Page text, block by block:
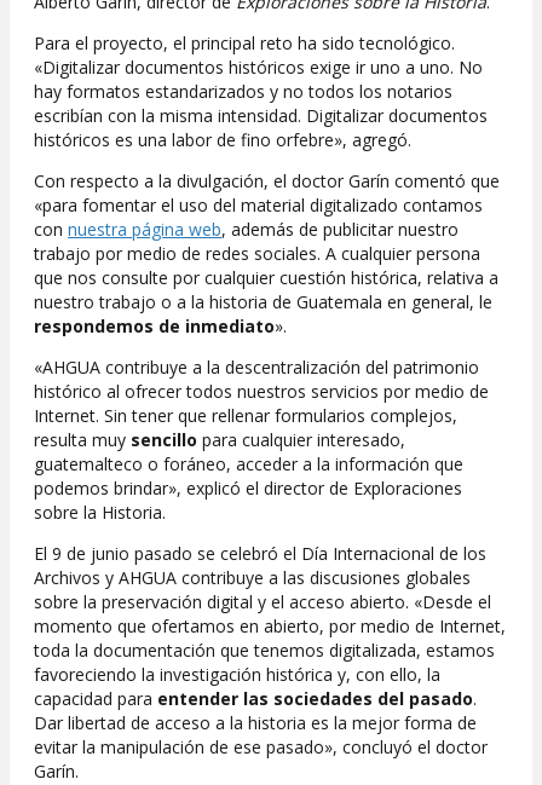
Para el proyecto, el principal reto ha sido tecnológico.
«Digitalizar documentos históricos exige ir uno a uno. No
hay formatos estandarizados y no todos los notarios
escribían con la misma intensidad. Digitalizar documentos
históricos es una labor de fino orfebre», agregó.
Con respecto a la divulgación, el doctor Garín comentó que
«para fomentar el uso del material digitalizado contamos
con nuestra página web, además de publicitar nuestro
trabajo por medio de redes sociales. A cualquier persona
que nos consulte por cualquier cuestión histórica, relativa a
nuestro trabajo o a la historia de Guatemala en general, le
respondemos de inmediato».
«AHGUA contribuye a la descentralización del patrimonio
histórico al ofrecer todos nuestros servicios por medio de
Internet. Sin tener que rellenar formularios complejos,
resulta muy sencillo para cualquier interesado,
guatemalteco o foráneo, acceder a la información que
podemos brindar», explicó el director de Exploraciones
sobre la Historia.
El 9 de junio pasado se celebró el Día Internacional de los
Archivos y AHGUA contribuye a las discusiones globales
sobre la preservación digital y el acceso abierto. «Desde el
momento que ofertamos en abierto, por medio de Internet,
toda la documentación que tenemos digitalizada, estamos
favoreciendo la investigación histórica y, con ello, la
capacidad para entender las sociedades del pasado.
Dar libertad de acceso a la historia es la mejor forma de
evitar la manipulación de ese pasado», concluyó el doctor
Garín.